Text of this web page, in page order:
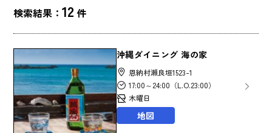
検索結果：12 件
沖縄ダイニング 海の家
恩納村瀬良垣1523-1
17:00～24:00（L.O.23:00）
木曜日
地図